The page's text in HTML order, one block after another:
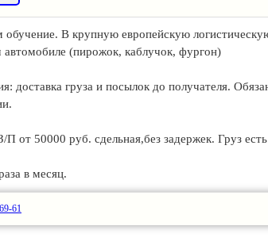
пишите или звоните: 89613209565
обучение. В крупную европейскую
автомобиле (пирожок, каблучок, фургон)
доставка груза и посылок до получателя.
П от 50000 руб. сдельная,без задержек. Груз
в месяц.
Красный Шахтёр, 35
61